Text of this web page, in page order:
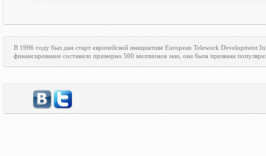
В 1996 году был дан старт европейской инициативе European Telework Development
финансирование составило примерно 500 миллионов экю, она была призвана